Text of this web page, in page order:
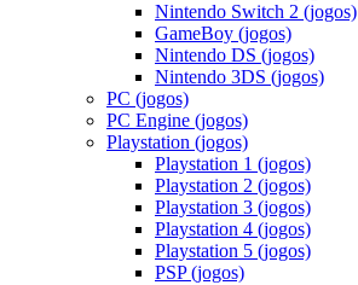
Nintendo Switch 2 (jogos)
GameBoy (jogos)
Nintendo DS (jogos)
Nintendo 3DS (jogos)
PC (jogos)
PC Engine (jogos)
Playstation (jogos)
Playstation 1 (jogos)
Playstation 2 (jogos)
Playstation 3 (jogos)
Playstation 4 (jogos)
Playstation 5 (jogos)
PSP (jogos)